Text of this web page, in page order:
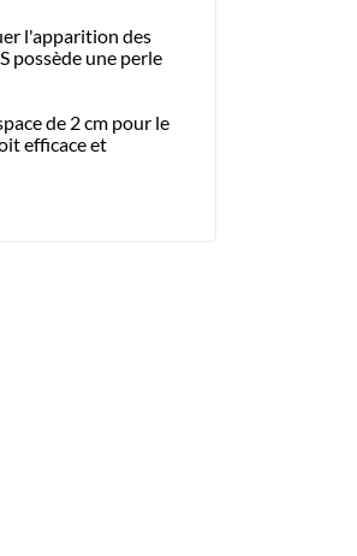
l'apparition des
possède une perle
de 2 cm pour le
efficace et